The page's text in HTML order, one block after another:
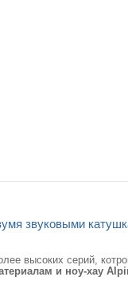
звуковыми
высоких серий,
и ноу-хау